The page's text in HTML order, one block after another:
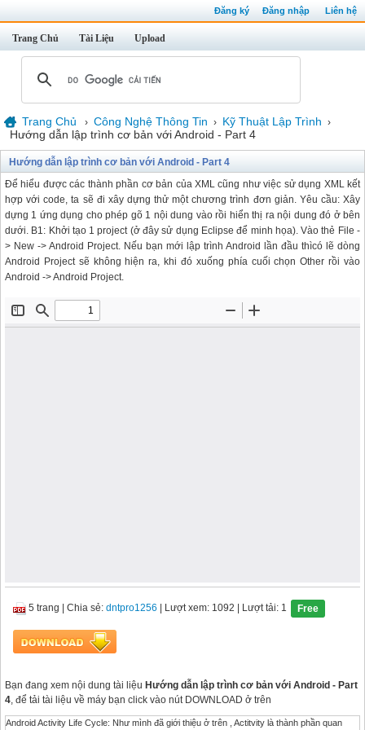
Đăng ký Đăng nhập Liên hệ
Trang Chủ Tài Liệu Upload
Trang Chủ › Công Nghệ Thông Tin › Kỹ Thuật Lập Trình ›
Hướng dẫn lập trình cơ bản với Android - Part 4
Hướng dẫn lập trình cơ bản với Android - Part 4
Để hiểu được các thành phần cơ bản của XML cũng như việc sử dụng XML kết
hợp với code, ta sẽ đi xây dựng thử một chương trình đơn giản. Yêu cầu: Xây
dựng 1 ứng dụng cho phép gõ 1 nội dung vào rồi hiển thị ra nội dung đó ở bên
dưới. B1: Khởi tạo 1 project (ở đây sử dụng Eclipse để minh họa). Vào thẻ File -
> New -> Android Project. Nếu bạn mới lập trình Android lần đầu thìcó lẽ dòng
Android Project sẽ không hiện ra, khi đó xuống phía cuối chọn Other rồi vào
Android -> Android Project.
5 trang Chia sẻ: dntpro1256 | Lượt xem: 1092 | Lượt tải: 1 Free
Bạn đang xem nội dung tài liệu Hướng dẫn lập trình cơ bản với Android - Part
4, để tải tài liệu về máy bạn click vào nút DOWNLOAD ở trên
Android Activity Life Cycle: Như mình đã giới thiệu ở trên , Actitvity là thành phần quan